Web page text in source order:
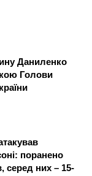
Даниленко
Голови
поранено
серед них – 15-